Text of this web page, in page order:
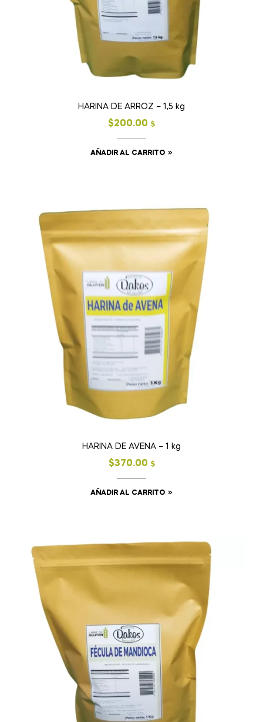
HARINA DE ARROZ – 1,5 kg
$200.00 $
AÑADIR AL CARRITO
HARINA DE AVENA – 1 kg
$370.00 $
AÑADIR AL CARRITO